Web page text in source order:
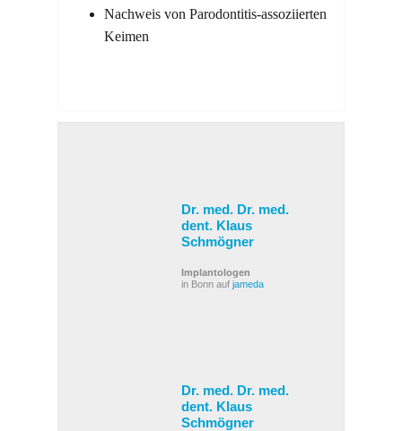
Nachweis von Parodontitis-assoziierten
Keimen
Dr. med. Dr. med.
dent. Klaus
Schmögner
Implantologen
in Bonn auf jameda
Dr. med. Dr. med.
dent. Klaus
Schmögner